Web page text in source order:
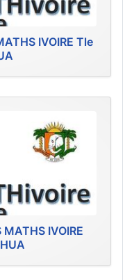
IVOIRE Tle
MATHS IVOIRE